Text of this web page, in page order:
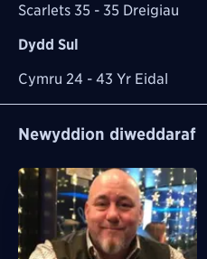
Scarlets 35 - 35 Dreigiau
Dydd Sul
Cymru 24 - 43 Yr Eidal
Newyddion diweddaraf